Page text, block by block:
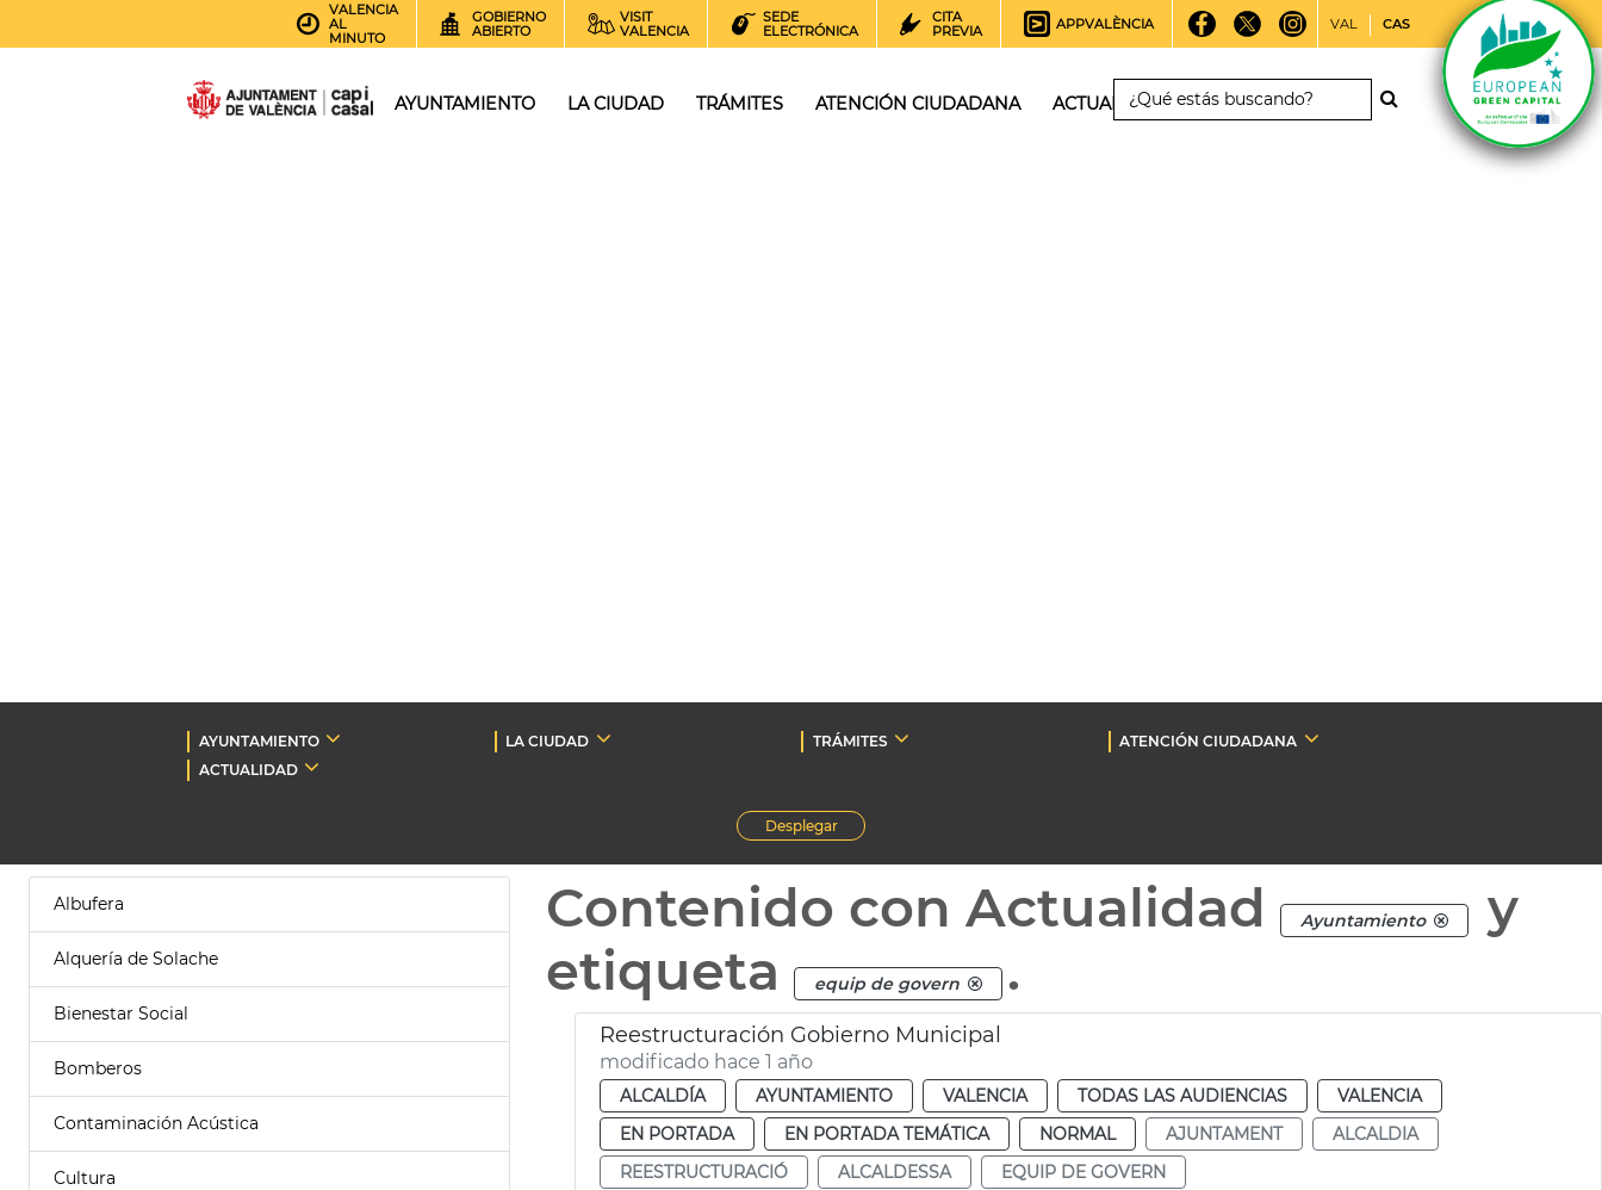
VALENCIA
AL
MINUTO
GOBIERNO
ABIERTO
VISIT
VALENCIA
SEDE
ELECTRÓNICA
CITA
PREVIA
APPVALÈNCIA VAL CAS
AYUNTAMIENTO LA CIUDAD TRÁMITES ATENCIÓN CIUDADANA ACTUALIDAD
AYUNTAMIENTO LA CIUDAD TRÁMITES
ATENCIÓN CIUDADANA
ACTUALIDAD
Desplegar
Albufera
Alquería de Solache
Bienestar Social
Bomberos
Contaminación Acústica
Cultura
Contenido con Actualidad Ayuntamiento
y
etiqueta
equip de govern .
Reestructuración Gobierno Municipal
modificado hace 1 año
ALCALDÍA AYUNTAMIENTO VALENCIA TODAS LAS AUDIENCIAS
VALENCIA
EN PORTADA
EN PORTADA TEMÁTICA NORMAL AJUNTAMENT
ALCALDIA
REESTRUCTURACIÓ
ALCALDESSA EQUIP DE GOVERN